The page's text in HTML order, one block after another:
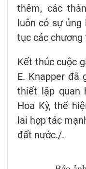
thêm, các
luôn có sự
tục các chương
Kết thúc cuộc
E. Knapper đã
thiết lập quan
Hoa Kỳ, thể
lai hợp tác
đất nước./.